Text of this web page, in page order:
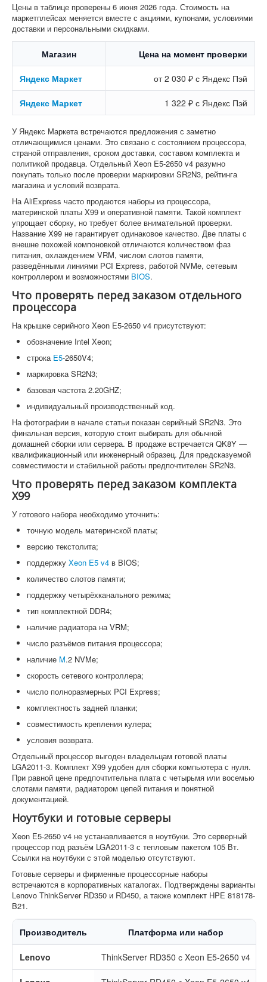
Цены в таблице проверены 6 июня 2026 года. Стоимость на
маркетплейсах меняется вместе с акциями, купонами, условиями
доставки и персональными скидками.
Магазин Цена на момент проверки
Яндекс Маркет от 2 030 ₽ с Яндекс Пэй
Яндекс Маркет 1 322 ₽ с Яндекс Пэй
У Яндекс Маркета встречаются предложения с заметно
отличающимися ценами. Это связано с состоянием процессора,
страной отправления, сроком доставки, составом комплекта и
политикой продавца. Отдельный Xeon E5-2650 v4 разумно
покупать только после проверки маркировки SR2N3, рейтинга
магазина и условий возврата.
На AliExpress часто продаются наборы из процессора,
материнской платы X99 и оперативной памяти. Такой комплект
упрощает сборку, но требует более внимательной проверки.
Название X99 не гарантирует одинаковое качество. Две платы с
внешне похожей компоновкой отличаются количеством фаз
питания, охлаждением VRM, числом слотов памяти,
разведёнными линиями PCI Express, работой NVMe, сетевым
контроллером и возможностями BIOS.
Что проверять перед заказом отдельного
процессора
На крышке серийного Xeon E5-2650 v4 присутствуют:
обозначение Intel Xeon;
строка E5-2650V4;
маркировка SR2N3;
базовая частота 2.20GHZ;
индивидуальный производственный код.
На фотографии в начале статьи показан серийный SR2N3. Это
финальная версия, которую стоит выбирать для обычной
домашней сборки или сервера. В продаже встречается QK8Y —
квалификационный или инженерный образец. Для предсказуемой
совместимости и стабильной работы предпочтителен SR2N3.
Что проверять перед заказом комплекта
X99
У готового набора необходимо уточнить:
точную модель материнской платы;
версию текстолита;
поддержку Xeon E5 v4 в BIOS;
количество слотов памяти;
поддержку четырёхканального режима;
тип комплектной DDR4;
наличие радиатора на VRM;
число разъёмов питания процессора;
наличие M.2 NVMe;
скорость сетевого контроллера;
число полноразмерных PCI Express;
комплектность задней планки;
совместимость крепления кулера;
условия возврата.
Отдельный процессор выгоден владельцам готовой платы
LGA2011-3. Комплект X99 удобен для сборки компьютера с нуля.
При равной цене предпочтительна плата с четырьмя или восемью
слотами памяти, радиатором цепей питания и понятной
документацией.
Ноутбуки и готовые серверы
Xeon E5-2650 v4 не устанавливается в ноутбуки. Это серверный
процессор под разъём LGA2011-3 с тепловым пакетом 105 Вт.
Ссылки на ноутбуки с этой моделью отсутствуют.
Готовые серверы и фирменные процессорные наборы
встречаются в корпоративных каталогах. Подтверждены варианты
Lenovo ThinkServer RD350 и RD450, а также комплект HPE 818178-
B21.
Производитель Платформа или набор
Lenovo ThinkServer RD350 с Xeon E5-2650 v4